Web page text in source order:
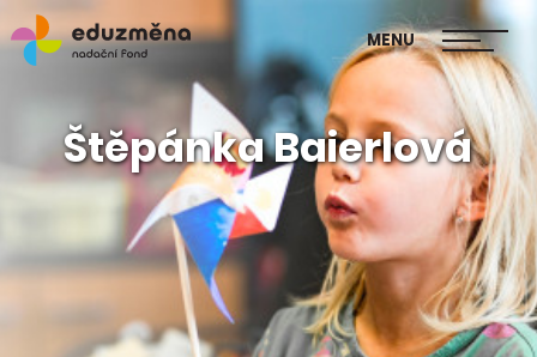
MENU
Publikace Mapa změny
Štěpánka Baierlová